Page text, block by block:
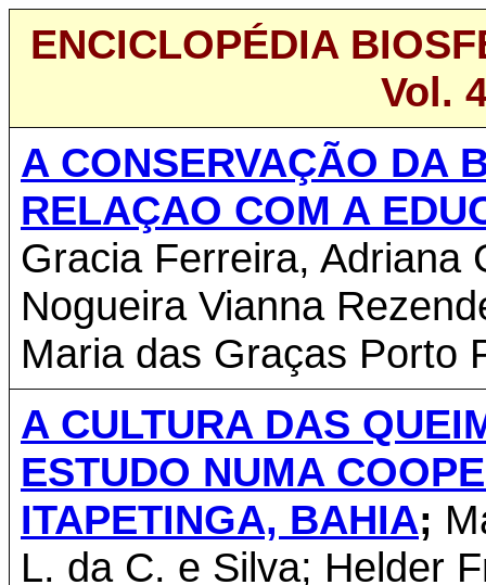
ENCICLOPÉDIA
Vol.
A CONSERVAÇÃO DA
RELAÇAO COM A
Gracia Ferreira, Adriana
Nogueira Vianna
Maria das Graças Porto
A CULTURA DAS
ESTUDO NUMA
ITAPETINGA, BAHIA;
L. da C. e Silva; Helder